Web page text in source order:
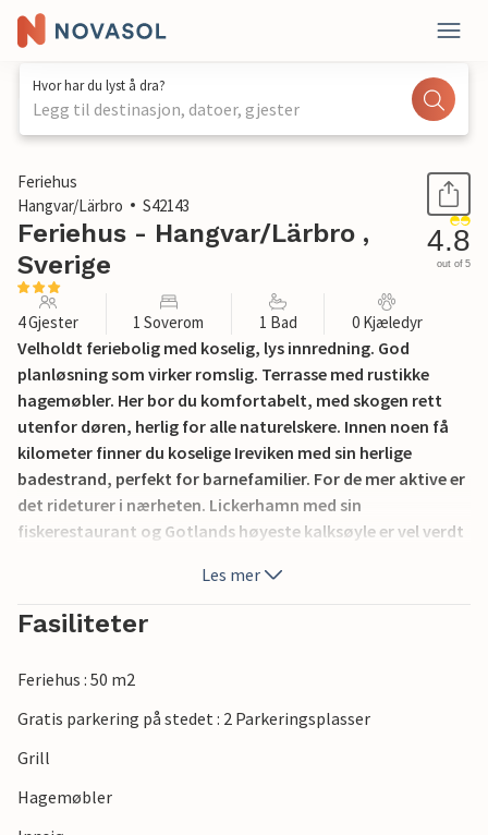
Hvor har du lyst å dra?
Legg til destinasjon, datoer, gjester
1 / 8
Feriehus
Hangvar/Lärbro
S42143
Feriehus - Hangvar/Lärbro ,
Sverige
4.8
out of 5
4 Gjester 1 Soverom 1 Bad 0 Kjæledyr
Velholdt feriebolig med koselig, lys innredning. God
planløsning som virker romslig. Terrasse med rustikke
hagemøbler. Her bor du komfortabelt, med skogen rett
utenfor døren, herlig for alle naturelskere. Innen noen få
kilometer finner du koselige Ireviken med sin herlige
badestrand, perfekt for barnefamilier. For de mer aktive er
det rideturer i nærheten. Lickerhamn med sin
fiskerestaurant og Gotlands høyeste kalksøyle er vel verdt
Les mer
Fasiliteter
Feriehus : 50 m2
Gratis parkering på stedet : 2 Parkeringsplasser
Grill
Hagemøbler